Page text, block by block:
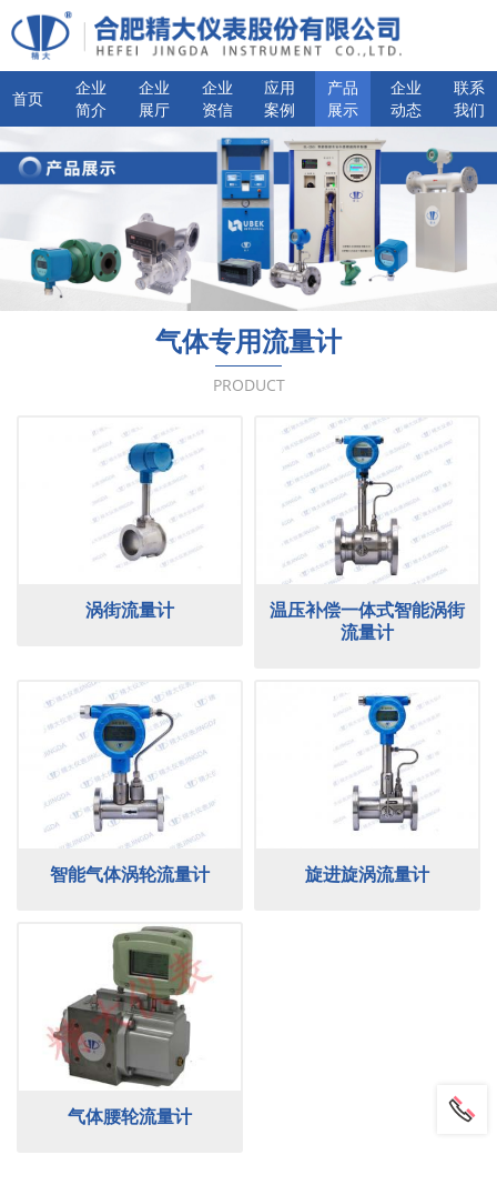
首页
企业
简介
企业
展厅
企业
资信
应用
案例
产品
展示
企业
动态
联系
我们
气体专用流量计
PRODUCT
涡街流量计
温压补偿一体式智能涡街
流量计
智能气体涡轮流量计 旋进旋涡流量计
气体腰轮流量计